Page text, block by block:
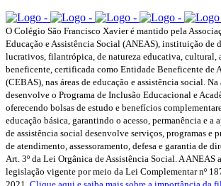
O Colégio São Francisco Xavier é mantido pela
Educação e Assistência Social (ANEAS), instituição de
lucrativos, filantrópica, de natureza educativa, cultural,
beneficente, certificada como Entidade Beneficente de
(CEBAS), nas áreas de educação e assistência social. Na
desenvolve o Programa de Inclusão Educacional e
oferecendo bolsas de estudo e benefícios
educação básica, garantindo o acesso, permanência e a
de assistência social desenvolve serviços, programas e
de atendimento, assessoramento, defesa e garantia de
Art. 3º da Lei Orgânica de Assistência Social. A ANEAS
legislação vigente por meio da Lei Complementar nº